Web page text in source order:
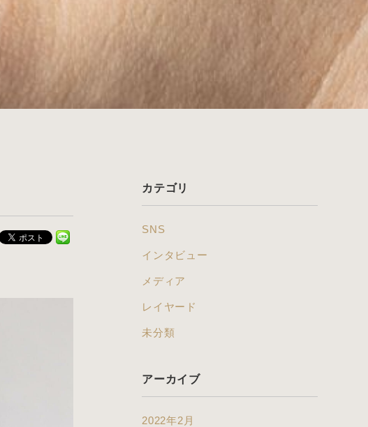
カテゴリ
SNS
インタビュー
メディア
レイヤード
未分類
アーカイブ
2022年2月